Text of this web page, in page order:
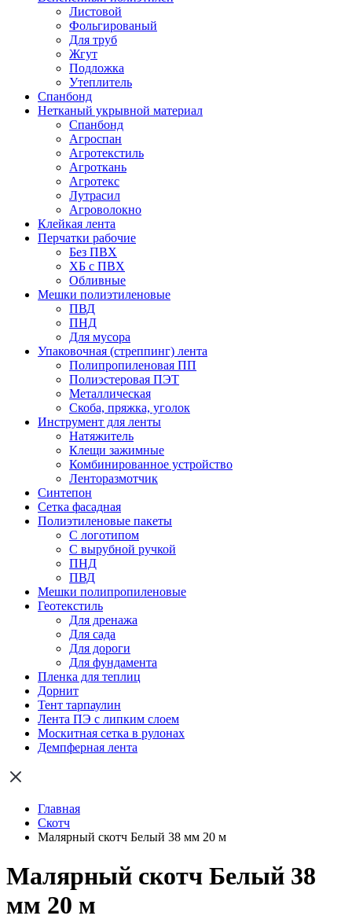
Листовой
Фольгированый
Для труб
Жгут
Подложка
Утеплитель
Спанбонд
Нетканый укрывной материал
Спанбонд
Агроспан
Агротекстиль
Агроткань
Агротекс
Лутрасил
Агроволокно
Клейкая лента
Перчатки рабочие
Без ПВХ
ХБ с ПВХ
Обливные
Мешки полиэтиленовые
ПВД
ПНД
Для мусора
Упаковочная (стреппинг) лента
Полипропиленовая ПП
Полиэстеровая ПЭТ
Металлическая
Скоба, пряжка, уголок
Инструмент для ленты
Натяжитель
Клещи зажимные
Комбинированное устройство
Ленторазмотчик
Синтепон
Сетка фасадная
Полиэтиленовые пакеты
С логотипом
С вырубной ручкой
ПНД
ПВД
Мешки полипропиленовые
Геотекстиль
Для дренажа
Для сада
Для дороги
Для фундамента
Пленка для теплиц
Дорнит
Тент тарпаулин
Лента ПЭ с липким слоем
Москитная сетка в рулонах
Демпферная лента
Главная
Скотч
Малярный скотч Белый 38 мм 20 м
Малярный скотч Белый 38
мм 20 м